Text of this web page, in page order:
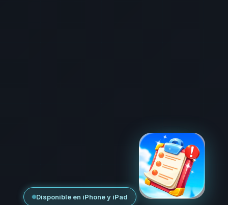
Disponible en iPhone y iPad